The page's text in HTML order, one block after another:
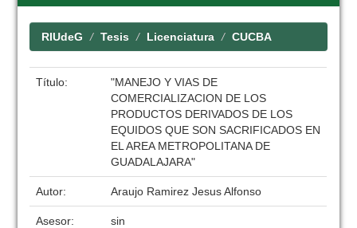
RIUdeG Tesis Licenciatura CUCBA
Título:
"MANEJO Y VIAS DE
COMERCIALIZACION DE LOS
PRODUCTOS DERIVADOS DE LOS
EQUIDOS QUE SON SACRIFICADOS EN
EL AREA METROPOLITANA DE
GUADALAJARA"
Autor: Araujo Ramirez Jesus Alfonso
Asesor: sin